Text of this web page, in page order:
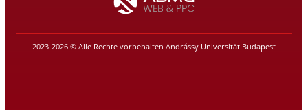
2023-2026 © Alle Rechte vorbehalten Andrássy Universität Budapest